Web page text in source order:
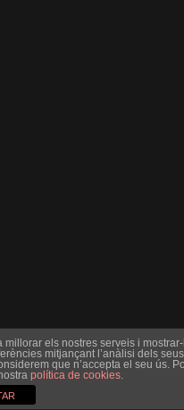
els nostres serveis i
mitjançant l’anàlisi dels seus
que n’accepta el seu ús.
política de cookies.